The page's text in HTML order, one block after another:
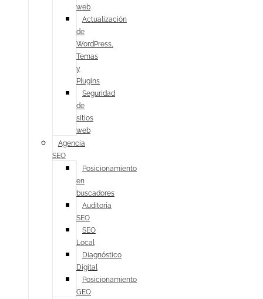
web
Actualización
de
WordPress,
Temas
y
Plugins
Seguridad
de
sitios
web
Agencia
SEO
Posicionamiento
en
buscadores
Auditoría
SEO
SEO
Local
Diagnóstico
Digital
Posicionamiento
GEO